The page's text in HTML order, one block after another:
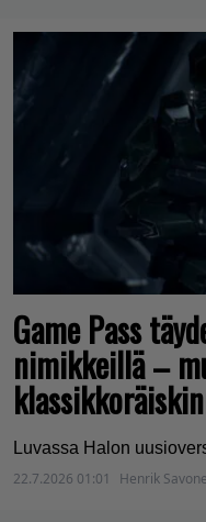
Game Pass
nimikkeillä –
Luvassa Halon
22.7.2026 01:01
Henrik